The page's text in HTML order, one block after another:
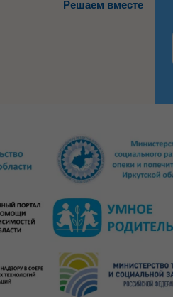
Решаем вместе